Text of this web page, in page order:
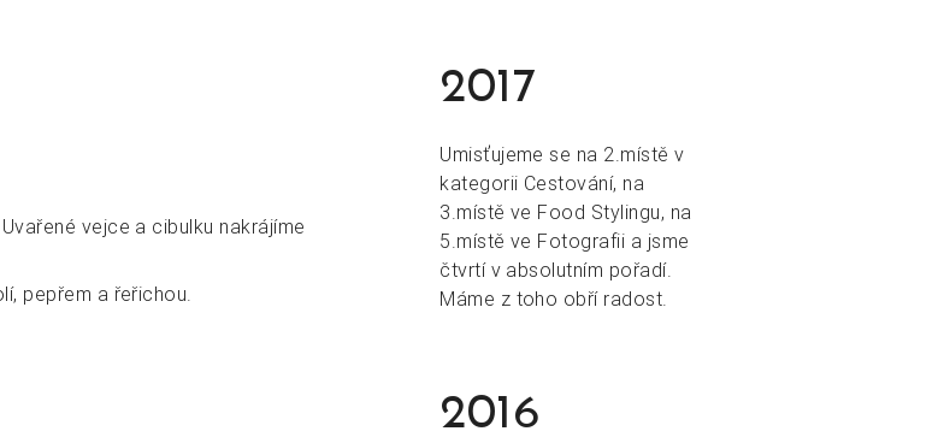
vejce a cibulku nakrájíme
pepřem a řeřichou.
2017
Umisťujeme se na 2.místě v
kategorii Cestování, na
3.místě ve Food Stylingu, na
5.místě ve Fotografii a jsme
čtvrtí v absolutním pořadí.
Máme z toho obří radost.
2016